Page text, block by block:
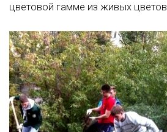
цветовой гамме из живых цветов.